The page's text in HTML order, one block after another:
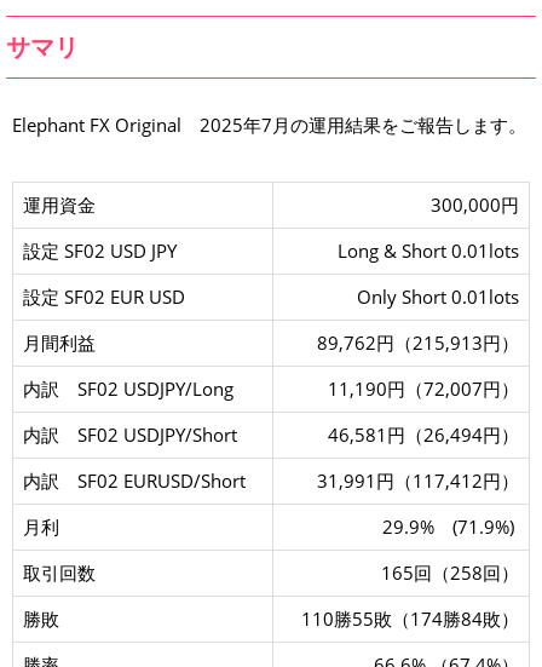
e
h
F
X
i
g
n
a
l
2
0
2
5
年
月
サマリ
Elephant FX Original 2025年7月の運用結果をご報告します。
運用資金
300,000円
設定 SF02 USD JPY
Long & Short 0.01lots
設定 SF02 EUR USD
Only Short 0.01lots
月間利益
89,762円（215,913円）
内訳 SF02 USDJPY/Long
11,190円（72,007円）
内訳 SF02 USDJPY/Short
46,581円（26,494円）
内訳 SF02 EURUSD/Short
31,991円（117,412円）
月利
29.9% (71.9%)
取引回数
165回（258回）
勝敗
110勝55敗（174勝84敗）